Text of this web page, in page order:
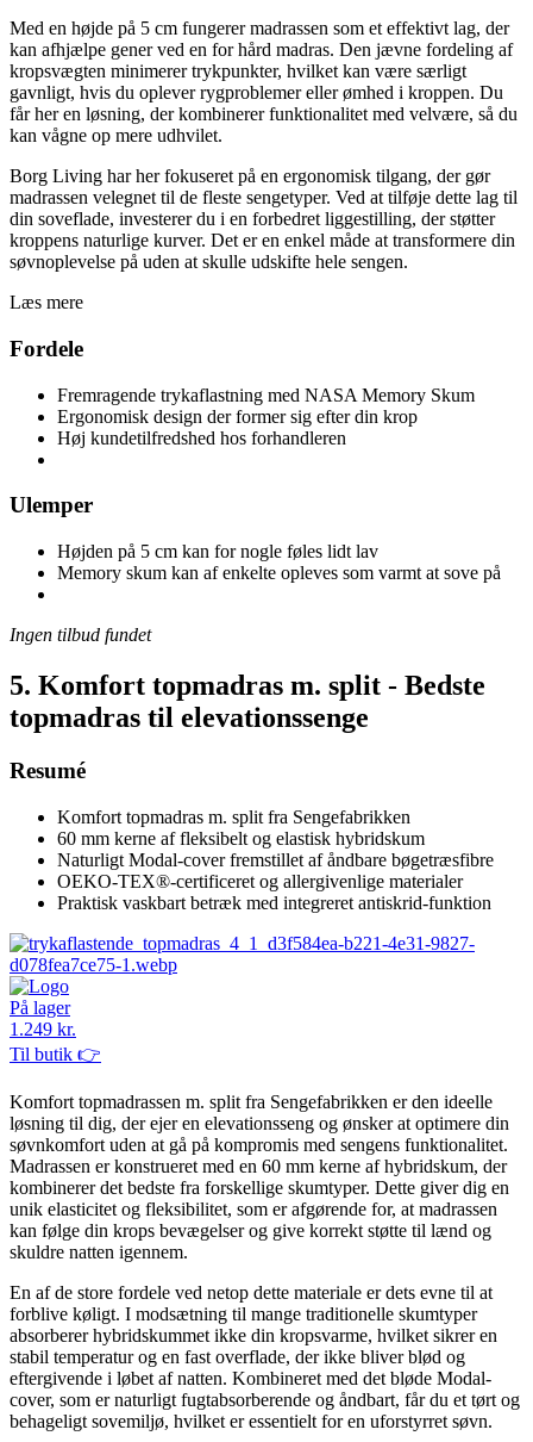
Med en højde på 5 cm fungerer madrassen som et effektivt lag, der
kan afhjælpe gener ved en for hård madras. Den jævne fordeling af
kropsvægten minimerer trykpunkter, hvilket kan være særligt
gavnligt, hvis du oplever rygproblemer eller ømhed i kroppen. Du
får her en løsning, der kombinerer funktionalitet med velvære, så du
kan vågne op mere udhvilet.
Borg Living har her fokuseret på en ergonomisk tilgang, der gør
madrassen velegnet til de fleste sengetyper. Ved at tilføje dette lag til
din soveflade, investerer du i en forbedret liggestilling, der støtter
kroppens naturlige kurver. Det er en enkel måde at transformere din
søvnoplevelse på uden at skulle udskifte hele sengen.
Læs mere
Fordele
Fremragende trykaflastning med NASA Memory Skum
Ergonomisk design der former sig efter din krop
Høj kundetilfredshed hos forhandleren
Ulemper
Højden på 5 cm kan for nogle føles lidt lav
Memory skum kan af enkelte opleves som varmt at sove på
Ingen tilbud fundet
5. Komfort topmadras m. split - Bedste
topmadras til elevationssenge
Resumé
Komfort topmadras m. split fra Sengefabrikken
60 mm kerne af fleksibelt og elastisk hybridskum
Naturligt Modal-cover fremstillet af åndbare bøgetræsfibre
OEKO-TEX®-certificeret og allergivenlige materialer
Praktisk vaskbart betræk med integreret antiskrid-funktion
På lager
1.249 kr.
Til butik 👉
Komfort topmadrassen m. split fra Sengefabrikken er den ideelle
løsning til dig, der ejer en elevationsseng og ønsker at optimere din
søvnkomfort uden at gå på kompromis med sengens funktionalitet.
Madrassen er konstrueret med en 60 mm kerne af hybridskum, der
kombinerer det bedste fra forskellige skumtyper. Dette giver dig en
unik elasticitet og fleksibilitet, som er afgørende for, at madrassen
kan følge din krops bevægelser og give korrekt støtte til lænd og
skuldre natten igennem.
En af de store fordele ved netop dette materiale er dets evne til at
forblive køligt. I modsætning til mange traditionelle skumtyper
absorberer hybridskummet ikke din kropsvarme, hvilket sikrer en
stabil temperatur og en fast overflade, der ikke bliver blød og
eftergivende i løbet af natten. Kombineret med det bløde Modal-
cover, som er naturligt fugtabsorberende og åndbart, får du et tørt og
behageligt sovemiljø, hvilket er essentielt for en uforstyrret søvn.